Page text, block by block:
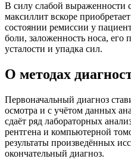
В силу слабой выраженности
максиллит вскоре
состоянии ремиссии у
боли, заложенность носа,
усталости и упадка сил.
О методах
Первоначальный диагноз
осмотра и с учётом данных
сдаёт ряд лабораторных
рентгена и компьютерной
результаты произведённых
окончательный диагноз.